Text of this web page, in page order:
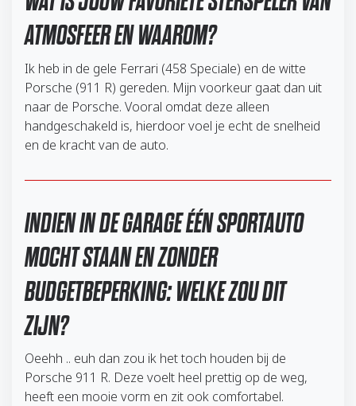
ATMOSFEER EN WAAROM?
Ik heb in de gele Ferrari (458 Speciale) en de witte
Porsche (911 R) gereden. Mijn voorkeur gaat dan uit
naar de Porsche. Vooral omdat deze alleen
handgeschakeld is, hierdoor voel je echt de snelheid
en de kracht van de auto.
INDIEN IN DE GARAGE ÉÉN SPORTAUTO
MOCHT STAAN EN ZONDER
BUDGETBEPERKING: WELKE ZOU DIT
ZIJN?
Oeehh .. euh dan zou ik het toch houden bij de
Porsche 911 R. Deze voelt heel prettig op de weg,
heeft een mooie vorm en zit ook comfortabel.